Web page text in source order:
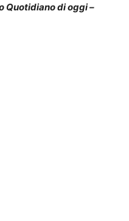
Quotidiano di oggi –